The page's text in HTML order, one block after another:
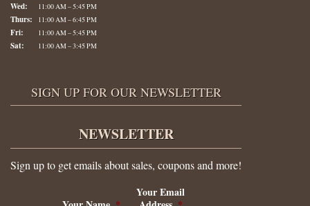
Wed: 11:00 AM – 5:45 PM
Thurs: 11:00 AM – 6:45 PM
Fri: 11:00 AM – 5:45 PM
Sat: 11:00 AM – 3:45 PM
SIGN UP FOR OUR NEWSLETTER
NEWSLETTER
Sign up to get emails about sales, coupons and more!
Your Email